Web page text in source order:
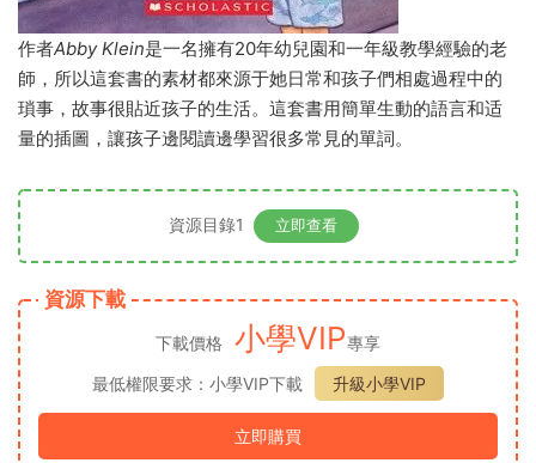
作者Abby Klein是一名擁有20年幼兒園和一年級教學經驗的老
師，所以這套書的素材都來源于她日常和孩子們相處過程中的
瑣事，故事很貼近孩子的生活。這套書用簡單生動的語言和适
量的插圖，讓孩子邊閱讀邊學習很多常見的單詞。
資源目錄1 立即查看
資源下載
下載價格 小學VIP專享
最低權限要求：小學VIP下載
升級小學VIP
立即購買